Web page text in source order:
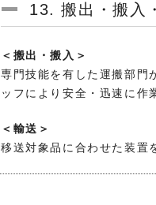
13. 搬出・搬入
＜搬出・搬入＞
専門技能を有した運搬部門
ッフにより安全・迅速に作
＜輸送＞
移送対象品に合わせた装置